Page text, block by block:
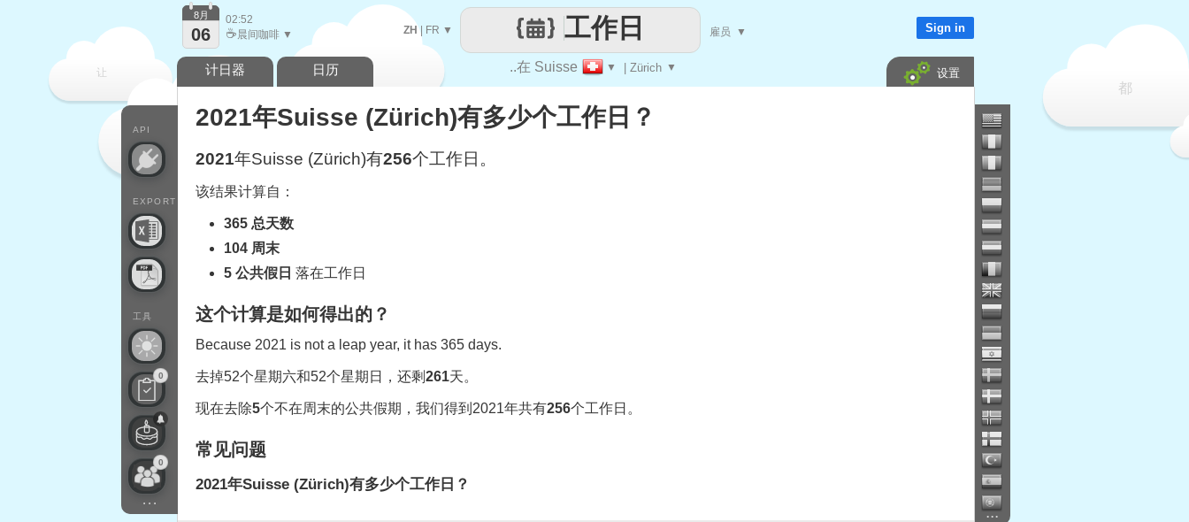
让
每一天
都
..在 Suisse ▼ | Zürich ▼
工作日
ZH | FR ▼ 雇员 ▼
API
EXPORT
工具
0
0
...
8月
06
02:52
☕晨间咖啡 ▼ Sign in
计日器 日历 设置
...
2021年Suisse (Zürich)有多少个工作日？
2021年Suisse (Zürich)有256个工作日。
该结果计算自：
365 总天数
104 周末
5 公共假日 落在工作日
这个计算是如何得出的？
Because 2021 is not a leap year, it has 365 days.
去掉52个星期六和52个星期日，还剩261天。
现在去除5个不在周末的公共假期，我们得到2021年共有256个工作日。
常见问题
2021年Suisse (Zürich)有多少个工作日？